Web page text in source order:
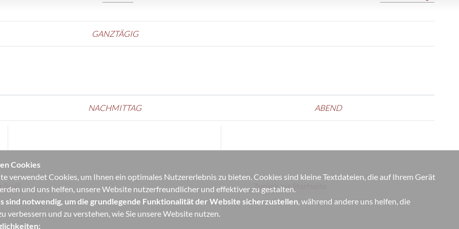
Cookies
verwendet Cookies, um Ihnen ein optimales Nutzererlebnis zu bieten. Cookies sind kleine Textdateien, die auf Ihrem Gerät
und uns helfen, unsere Website nutzerfreundlicher und effektiver zu gestalten.
sind notwendig, um die grundlegende Funktionalität der Website sicherzustellen, während andere uns helfen, die
verbessern und zu verstehen, wie Sie unsere Website nutzen.
GANZTÄGIG
NACHMITTAG ABEND
(ical) Zurück zur Startseite